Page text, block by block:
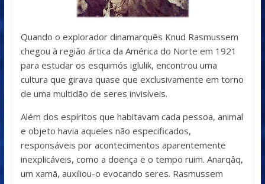
Quando o explorador dinamarquês Knud Rasmussem
chegou à região ártica da América do Norte em 1921
para estudar os esquimós iglulik, encontrou uma
cultura que girava quase que exclusivamente em torno
de uma multidão de seres invisíveis.
Além dos espíritos que habitavam cada pessoa, animal
e objeto havia aqueles não especificados,
responsáveis por acontecimentos aparentemente
inexplicáveis, como a doença e o tempo ruim. Anarqâq,
um xamã, auxiliou-o evocando seres. Rasmussem